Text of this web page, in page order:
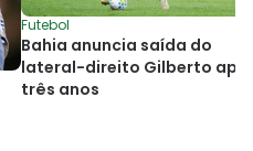
Futebol
Bahia anuncia saída do
lateral-direito Gilberto
três anos